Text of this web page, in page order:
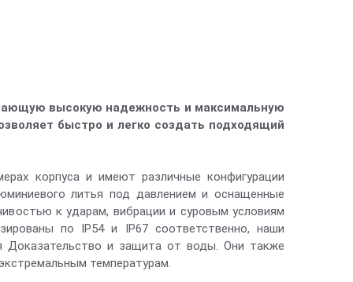
высокую надежность и максимальную
быстро и легко создать подходящий
корпуса и имеют различные конфигурации
литья под давлением и оснащенные
к ударам, вибрации и суровым условиям
по IP54 и IP67 соответственно, наши
Доказательство и защита от воды. Они также
температурам.